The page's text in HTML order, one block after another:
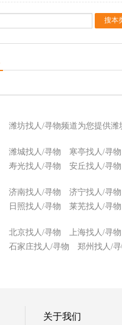
潍坊找人/寻物频道为您提供潍
潍城找人/寻物 寒亭找人/寻物
寿光找人/寻物
安丘找人/寻物
济南找人/寻物 济宁找人/寻物
日照找人/寻物
莱芜找人/寻物
北京找人/寻物 上海找人/寻物
石家庄找人/寻物
郑州找人/
关于我们